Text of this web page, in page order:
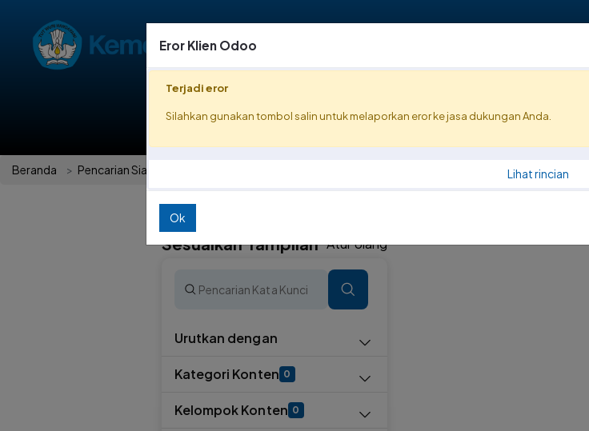
Beranda Profil Publikasi
Beranda Pencarian Siaran Pers
Siaran Pers
Sesuaikan Tampilan Atur Ulang
Urutkan dengan
Kategori Konten 0
Kelompok Konten 0
Eror Klien Odoo
Terjadi eror
Silahkan gunakan tombol salin untuk melaporkan eror ke jasa dukungan Anda.
Lihat rincian
Ok